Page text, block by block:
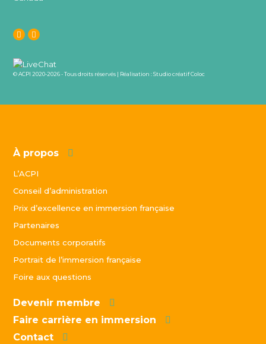
© ACPI 2020-2026 - Tous droits réservés | Réalisation :Studio créatif Coloc
À propos
L’ACPI
Conseil d’administration
Prix d’excellence en immersion française
Partenaires
Documents corporatifs
Portrait de l’immersion française
Foire aux questions
Devenir membre
Faire carrière en immersion
Contact